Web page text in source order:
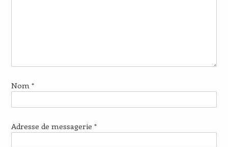
Nom *
Adresse de messagerie *